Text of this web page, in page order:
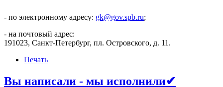
- по электронному адресу: gk@gov.spb.ru;
- на почтовый адрес:
191023, Санкт-Петербург, пл. Островского, д. 11.
Печать
Вы написали - мы исполнили✔